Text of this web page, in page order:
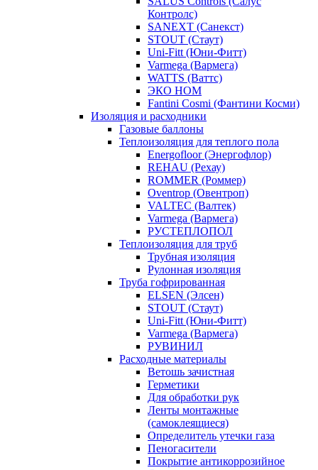
Контролс)
SANEXT (Санекст)
STOUT (Стаут)
Uni-Fitt (Юни-Фитт)
Varmega (Вармега)
WATTS (Ваттс)
ЭКО НОМ
Fantini Cosmi (Фантини Косми)
Изоляция и расходники
Газовые баллоны
Теплоизоляция для теплого пола
Energofloor (Энергофлор)
REHAU (Рехау)
ROMMER (Роммер)
Oventrop (Овентроп)
VALTEC (Валтек)
Varmega (Вармега)
РУСТЕПЛОПОЛ
Теплоизоляция для труб
Трубная изоляция
Рулонная изоляция
Труба гофрированная
ELSEN (Элсен)
STOUT (Стаут)
Uni-Fitt (Юни-Фитт)
Varmega (Вармега)
РУВИНИЛ
Расходные материалы
Ветошь зачистная
Герметики
Для обработки рук
Ленты монтажные
(самоклеящиеся)
Определитель утечки газа
Пеногасители
Покрытие антикоррозийное